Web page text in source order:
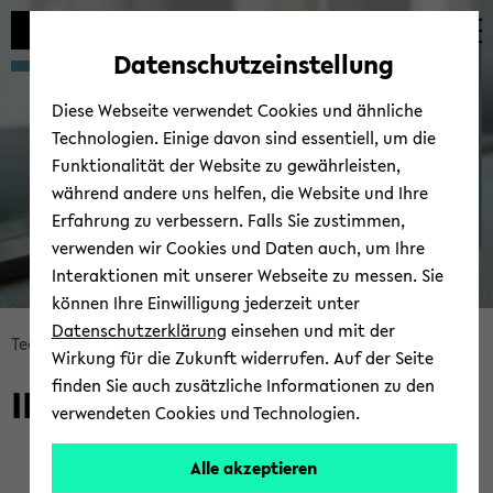
Automatische
vermeiden
zum
wechseln
zum
wechseln
zum
wechseln
Bread­
crumb
über­
sprin­
Tech­ni­sche Fa­kul­tät Fa­kul­tät Gre­mi­en
IKM-​Verantwortliche
Datenschutzeinstellung
Diese Webseite verwendet Cookies und ähnliche
Technologien. Einige davon sind essentiell, um die
Funktionalität der Website zu gewährleisten,
während andere uns helfen, die Website und Ihre
Erfahrung zu verbessern. Falls Sie zustimmen,
verwenden wir Cookies und Daten auch, um Ihre
Interaktionen mit unserer Webseite zu messen. Sie
können Ihre Einwilligung jederzeit unter
Datenschutzerklärung einsehen und mit der
Wirkung für die Zukunft widerrufen. Auf der Seite
finden Sie auch zusätzliche Informationen zu den
verwendeten Cookies und Technologien.
Alle akzeptieren